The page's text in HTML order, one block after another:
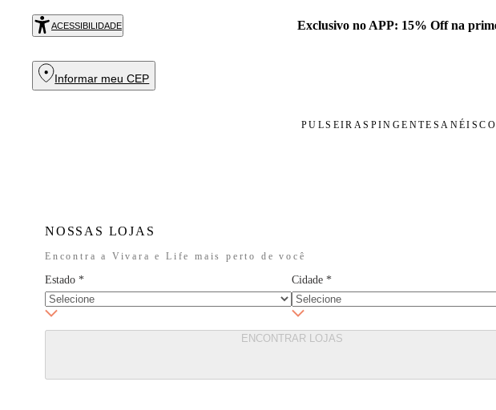
ACESSIBILIDADE Exclusivo no APP: 15% Off na
Informar meu CEP
PULSEIRAS PINGENTESANÉIS
NOSSAS LOJAS
Encontra a Vivara e Life mais perto de você
Estado * Cidade *
ENCONTRAR LOJAS